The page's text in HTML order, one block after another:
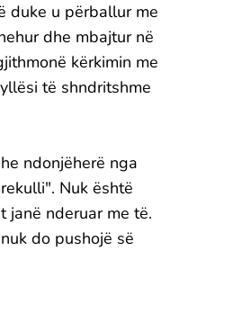
duke u përballur me
dhe mbajtur në
kërkimin me
të shndritshme
ndonjëherë nga
Nuk është
janë nderuar me të.
do pushojë së